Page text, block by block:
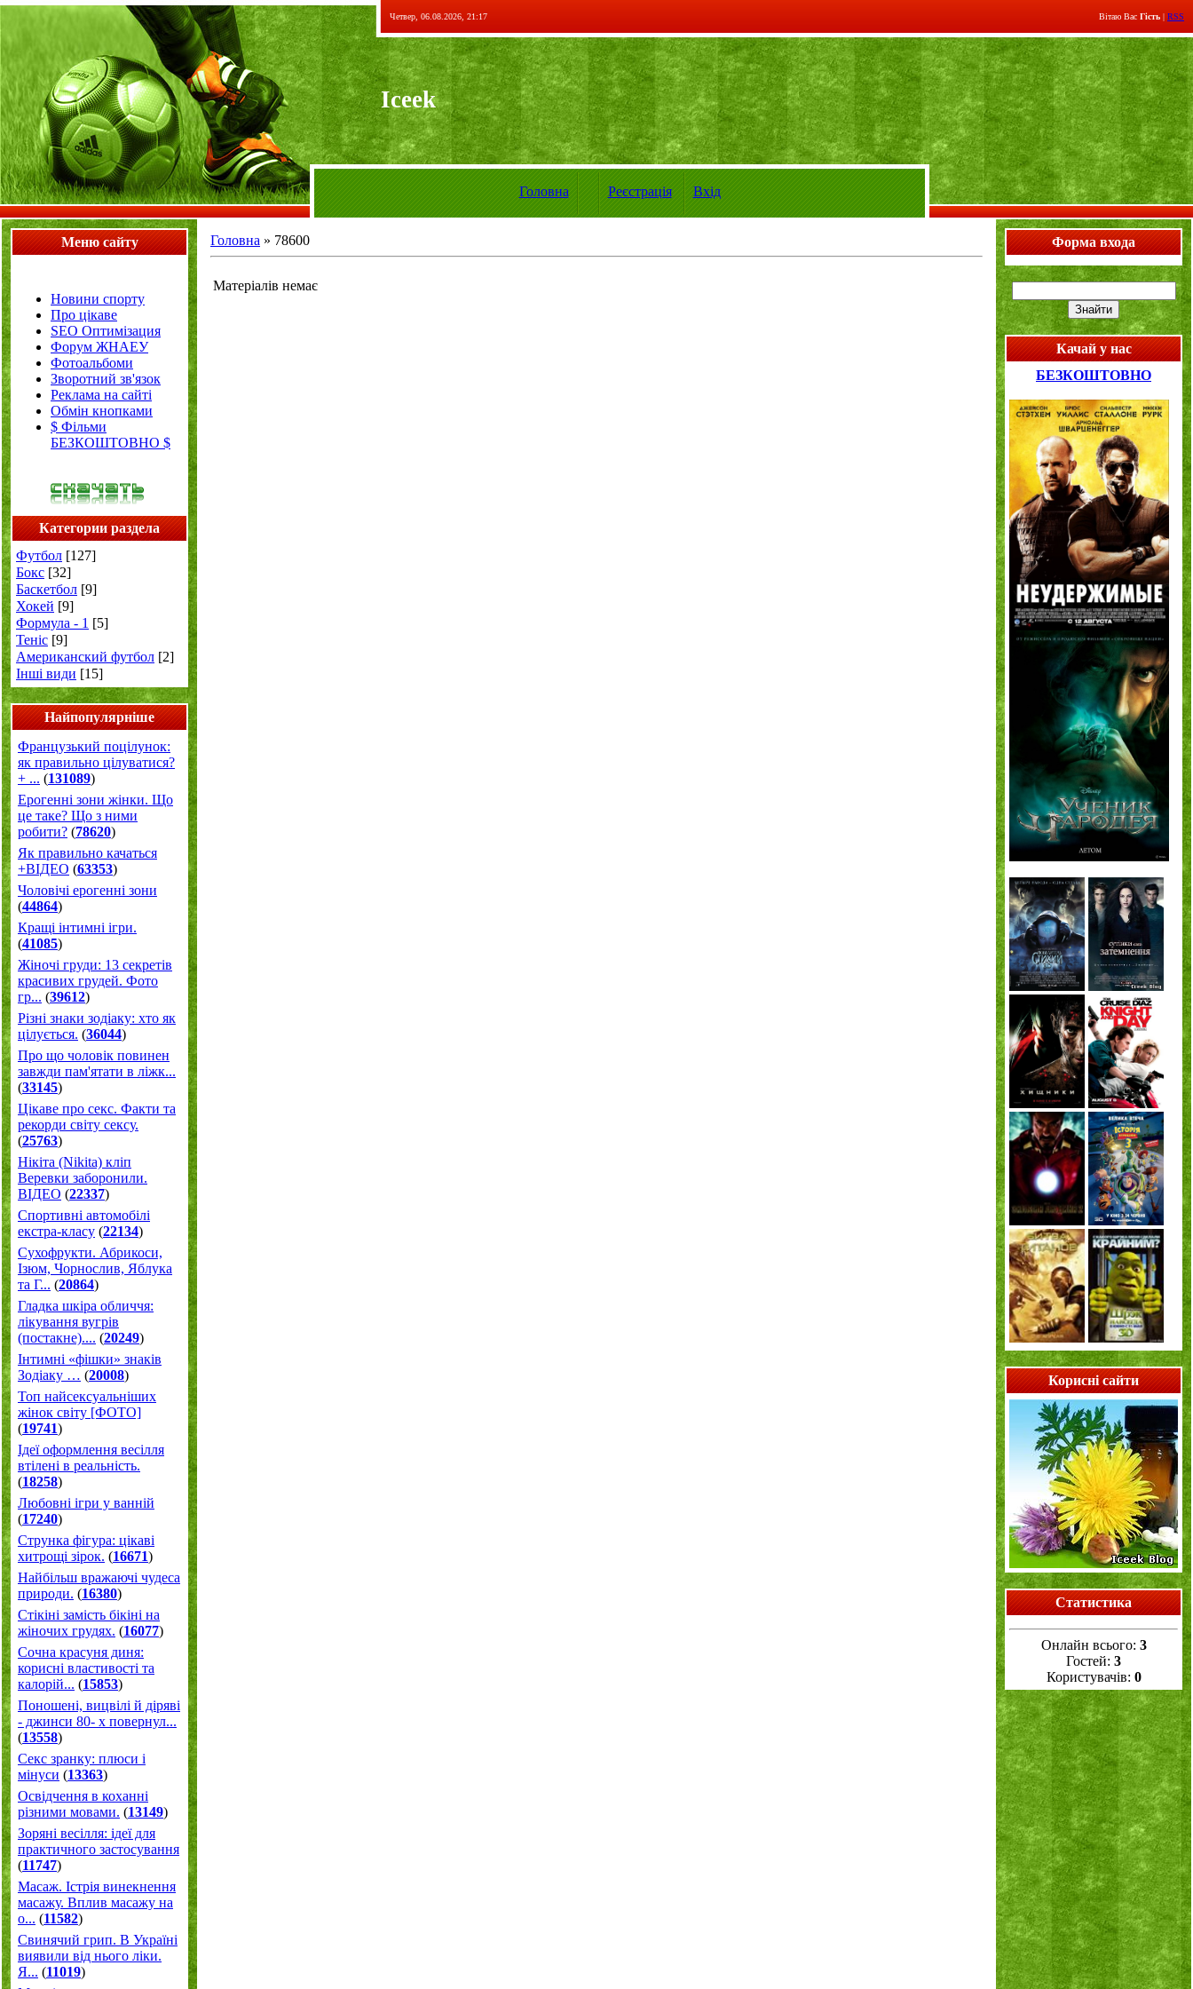
Четвер, 06.08.2026, 21:17 Вітаю Вас Гість | RSS
Iceek
Головна Реєстрація Вхід
Меню сайту
Новини спорту
Про цікаве
SEO Оптимізация
Форум ЖНАЕУ
Фотоальбоми
Зворотний зв'язок
Реклама на сайті
Обмін кнопками
$ Фільми
БЕЗКОШТОВНО $
Категории раздела
Футбол [127]
Бокс [32]
Баскетбол [9]
Хокей [9]
Формула - 1 [5]
Теніс [9]
Американский футбол [2]
Інші види [15]
Найпопулярніше
Французький поцілунок:
як правильно цілуватися?
+ ... (131089)
Ерогенні зони жінки. Що
це таке? Що з ними
робити? (78620)
Як правильно качаться
+ВІДЕО (63353)
Чоловічі ерогенні зони
(44864)
Кращі інтимні ігри.
(41085)
Жіночі груди: 13 секретів
красивих грудей. Фото
гр... (39612)
Різні знаки зодіаку: хто як
цілується. (36044)
Про що чоловік повинен
завжди пам'ятати в ліжк...
(33145)
Цікаве про секс. Факти та
рекорди світу сексу.
(25763)
Нікіта (Nikita) кліп
Веревки заборонили.
ВІДЕО (22337)
Спортивні автомобілі
екстра-класу (22134)
Cухофрукти. Абрикоси,
Ізюм, Чорнослив, Яблука
та Г... (20864)
Гладка шкіра обличчя:
лікування вугрів
(постакне).... (20249)
Інтимні «фішки» знаків
Зодіаку … (20008)
Топ найсексуальніших
жінок світу [ФОТО]
(19741)
Ідеї оформлення весілля
втілені в реальність.
(18258)
Любовні ігри у ванній
(17240)
Струнка фігура: цікаві
хитрощі зірок. (16671)
Найбільш вражаючі чудеса
природи. (16380)
Стікіні замість бікіні на
жіночих грудях. (16077)
Сочна красуня диня:
корисні властивості та
калорій... (15853)
Поношені, вицвілі й діряві
- джинси 80- х повернул...
(13558)
Секс зранку: плюси і
мінуси (13363)
Освідчення в коханні
різними мовами. (13149)
Зоряні весілля: ідеї для
практичного застосування
(11747)
Масаж. Істрія винекнення
масажу. Вплив масажу на
о... (11582)
Свинячий грип. В Україні
виявили від нього ліки.
Я... (11019)
Головна » 78600
Матеріалів немає
Форма входа
Качай у нас
БЕЗКОШТОВНО
Корисні сайти
Статистика
Онлайн всього: 3
Гостей: 3
Користувачів: 0